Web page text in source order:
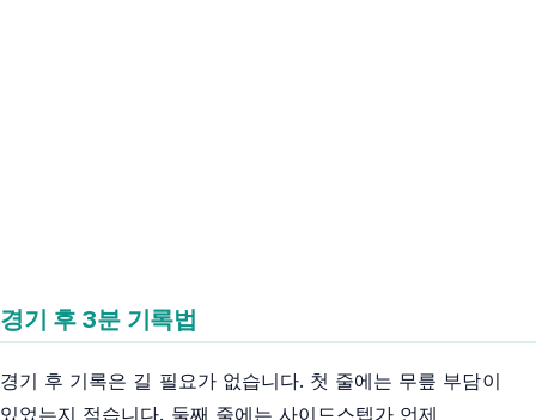
경기 후 3분 기록법
경기 후 기록은 길 필요가 없습니다. 첫 줄에는 무릎 부담이
있었는지 적습니다. 둘째 줄에는 사이드스텝가 언제